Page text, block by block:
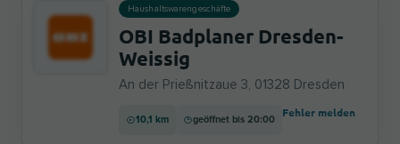
Haushaltswarengeschäfte
OBI Badplaner Dresden-
Weissig
An der Prießnitzaue 3, 01328 Dresden
10,1 km geöffnet bis 20:00
Fehler melden